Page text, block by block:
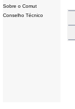
Sobre o Comut
Conselho Técnico